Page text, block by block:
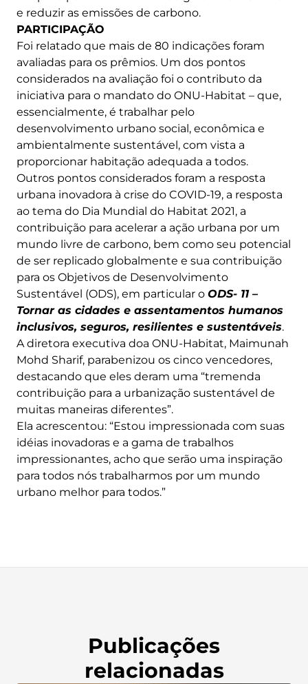
e reduzir as emissões de carbono.
PARTICIPAÇÃO
Foi relatado que mais de 80 indicações foram
avaliadas para os prêmios. Um dos pontos
considerados na avaliação foi o contributo da
iniciativa para o mandato do ONU-Habitat – que,
essencialmente, é trabalhar pelo
desenvolvimento urbano social, econômica e
ambientalmente sustentável, com vista a
proporcionar habitação adequada a todos.
Outros pontos considerados foram a resposta
urbana inovadora à crise do COVID-19, a resposta
ao tema do Dia Mundial do Habitat 2021, a
contribuição para acelerar a ação urbana por um
mundo livre de carbono, bem como seu potencial
de ser replicado globalmente e sua contribuição
para os Objetivos de Desenvolvimento
Sustentável (ODS), em particular o ODS- 11 –
Tornar as cidades e assentamentos humanos
inclusivos, seguros, resilientes e sustentáveis.
A diretora executiva doa ONU-Habitat, Maimunah
Mohd Sharif, parabenizou os cinco vencedores,
destacando que eles deram uma “tremenda
contribuição para a urbanização sustentável de
muitas maneiras diferentes”.
Ela acrescentou: “Estou impressionada com suas
idéias inovadoras e a gama de trabalhos
impressionantes, acho que serão uma inspiração
para todos nós trabalharmos por um mundo
urbano melhor para todos.”
Publicações
relacionadas